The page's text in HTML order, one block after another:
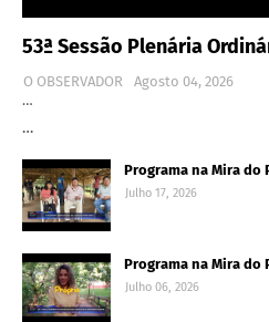
53ª Sessão Plenária
O OBSERVADOR
Agosto 04, 2026
…
…
Programa na Mira do
Julho 17, 2026
Programa na Mira do
Julho 06, 2026